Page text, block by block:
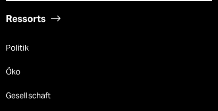
Ressorts
Politik
Öko
Gesellschaft